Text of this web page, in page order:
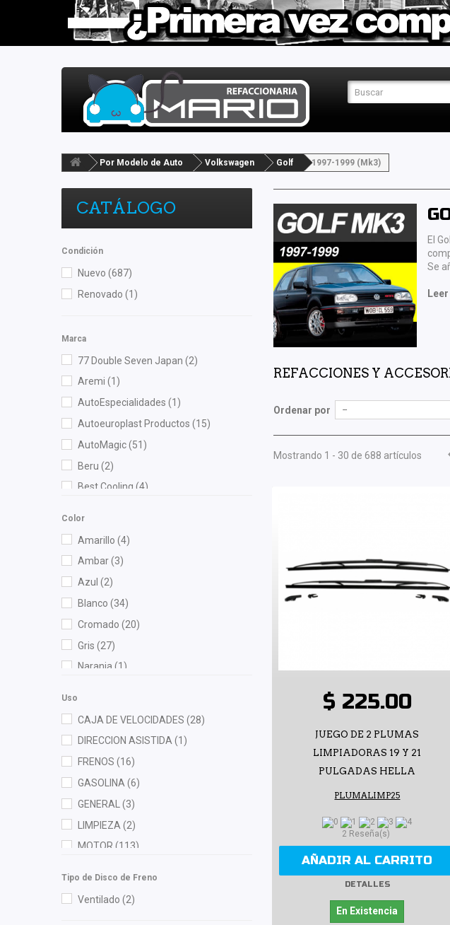
Por Modelo de Auto Volkswagen Golf 1997-1999 (Mk3)
CATÁLOGO
Condición
Nuevo (687)
Renovado (1)
Marca
77 Double Seven Japan (2)
Aremi (1)
AutoEspecialidades (1)
Autoeuroplast Productos (15)
AutoMagic(51)
Beru (2)
Best Cooling (4)
Cofana(1)
Contitech(6)
Cuna Encantada
Dai(11)
DEPO(18)
Diforza(12)
FAG(2)
Color
Amarillo (4)
Ambar(3)
Azul (2)
Blanco (34)
Cromado (20)
Gris (27)
Naranja (1)
Uso
CAJA DE VELOCIDADES (28)
DIRECCION ASISTIDA(1)
FRENOS (16)
GASOLINA (6)
GENERAL (3)
LIMPIEZA (2)
MOTOR (113)
Tipo de Disco de Freno
Ventilado (2)
El
Se
REFACCIONES Y
Ordenar por --
Mostrando 1 - 30 de 688 artículos
$ 225.00
JUEGO DE 2 PLUMAS
LIMPIADORAS 19 Y 21
PULGADAS HELLA
PLUMALIMP25
2 Reseña(s)
AÑADIR AL CARRITO
DETALLES
En Existencia